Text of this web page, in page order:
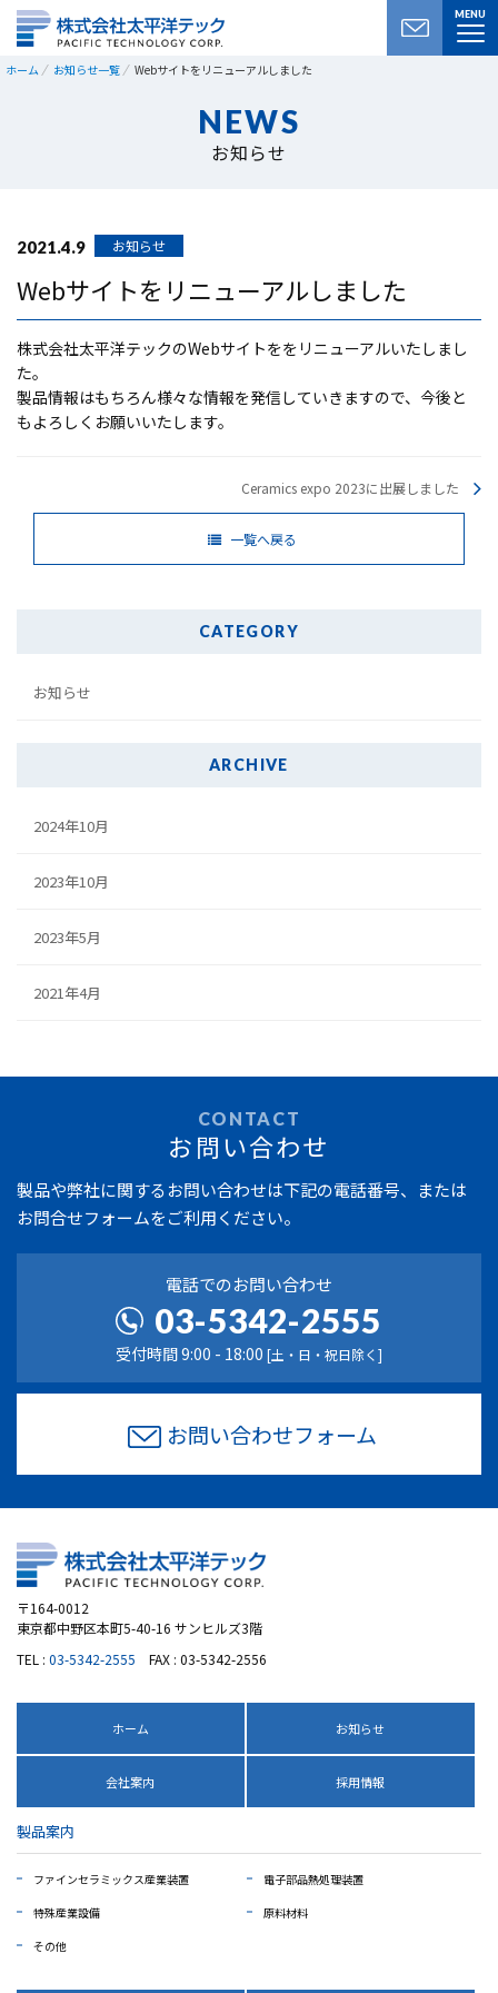
MENU
ホーム お知らせ一覧 Webサイトをリニューアルしました
NEWS
お知らせ
2021.4.9 お知らせ
Webサイトをリニューアルしました
株式会社太平洋テックのWebサイトををリニューアルいたしまし
た。
製品情報はもちろん様々な情報を発信していきますので、今後と
もよろしくお願いいたします。
Ceramics expo 2023に出展しました
一覧へ戻る
CATEGORY
お知らせ
ARCHIVE
2024年10月
2023年10月
2023年5月
2021年4月
CONTACT
お問い合わせ
製品や弊社に関するお問い合わせは下記の電話番号、または
お問合せフォームをご利用ください。
電話でのお問い合わせ
03-5342-2555
受付時間 9:00 - 18:00 [土・日・祝日除く]
お問い合わせフォーム
〒164-0012
東京都中野区本町5-40-16 サンヒルズ3階
TEL : 03-5342-2555 FAX : 03-5342-2556
ホーム お知らせ
会社案内 採用情報
製品案内
ファインセラミックス産業装置
電子部品熱処理装置
特殊産業設備
原料材料
その他